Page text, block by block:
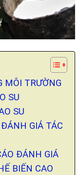
MÔI TRƯỜNG
SU
SU
GIÁ TÁC
ĐÁNH GIÁ
BIẾN CAO